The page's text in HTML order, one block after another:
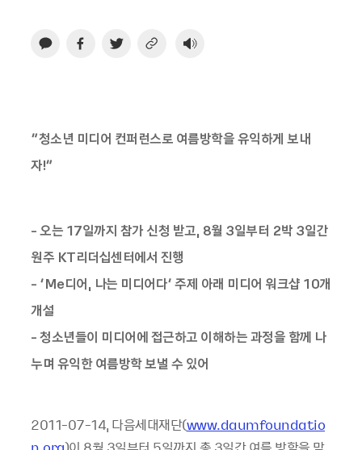
“청소년 미디어 컨퍼런스로 여름방학을 유익하게 보내
자!”
- 오는 17일까지 참가 신청 받고, 8월 3일부터 2박 3일간
원주 KT리더십센터에서 진행
- ‘Me디어, 나는 미디어다’ 주제 아래 미디어 워크샵 10개
개설
- 청소년들이 미디어에 접근하고 이해하는 과정을 함께 나
누며 유익한 여름방학 보낼 수 있어
2011-07-14, 다음세대재단(www.daumfoundatio